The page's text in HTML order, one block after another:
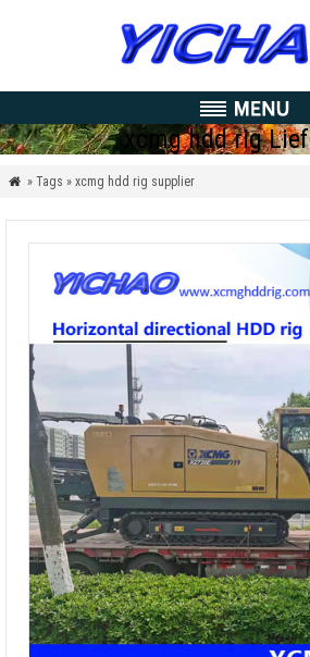
xcmg hdd rig
 » Tags » xcmg hdd rig supplier